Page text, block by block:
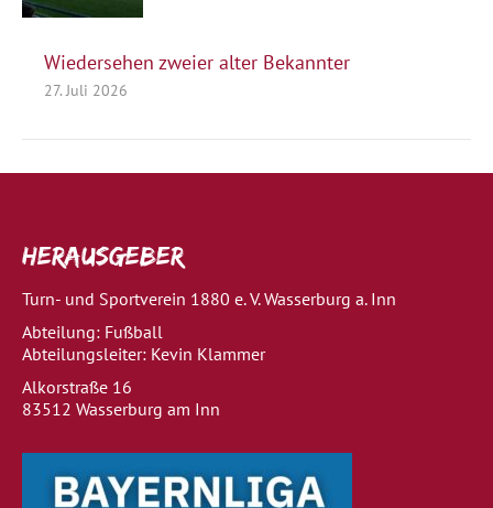
Wiedersehen zweier alter Bekannter
27. Juli 2026
Herausgeber
Turn- und Sportverein 1880 e. V. Wasserburg a. Inn
Abteilung: Fußball
Abteilungsleiter: Kevin Klammer
Alkorstraße 16
83512 Wasserburg am Inn